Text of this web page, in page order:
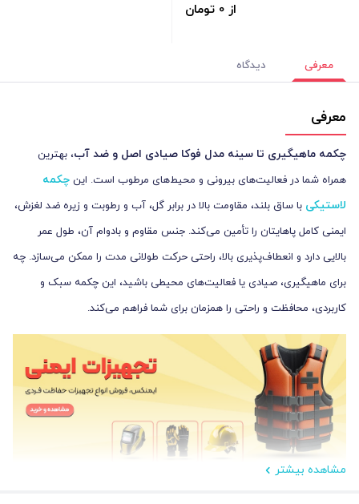
از 0 تومان
معرفی دیدگاه
معرفی
چکمه ماهیگیری تا سینه مدل فوکا صیادی اصل و ضد آب، بهترین
همراه شما در فعالیت‌های بیرونی و محیط‌های مرطوب است. این چکمه
لاستیکی با ساق بلند، مقاومت بالا در برابر گل، آب و رطوبت و زیره ضد لغزش،
ایمنی کامل پاهایتان را تأمین می‌کند. جنس مقاوم و بادوام آن، طول عمر
بالایی دارد و انعطاف‌پذیری بالا، راحتی حرکت طولانی مدت را ممکن می‌سازد. چه
برای ماهیگیری، صیادی یا فعالیت‌های محیطی باشید، این چکمه سبک و
کاربردی، محافظت و راحتی را همزمان برای شما فراهم می‌کند.
مشاهده بیشتر